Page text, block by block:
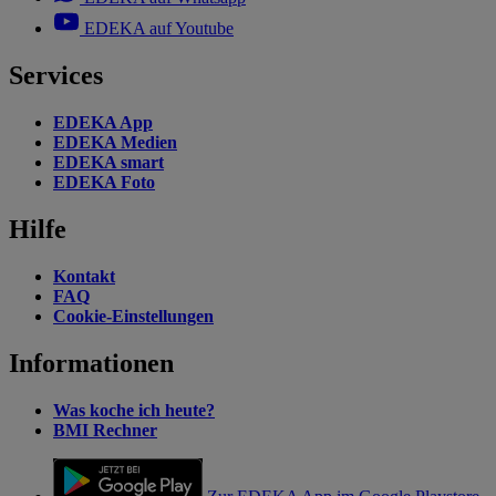
EDEKA auf Youtube
Services
EDEKA App
EDEKA Medien
EDEKA smart
EDEKA Foto
Hilfe
Kontakt
FAQ
Cookie-Einstellungen
Informationen
Was koche ich heute?
BMI Rechner